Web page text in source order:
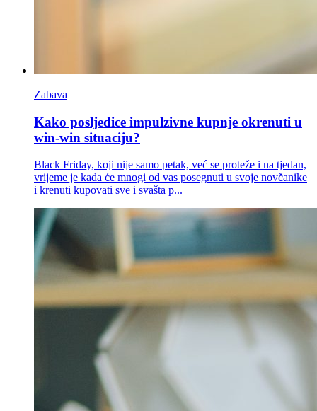
Zabava
Kako posljedice impulzivne kupnje okrenuti u
win-win situaciju?
Black Friday, koji nije samo petak, već se proteže i na tjedan,
vrijeme je kada će mnogi od vas posegnuti u svoje novčanike
i krenuti kupovati sve i svašta p...